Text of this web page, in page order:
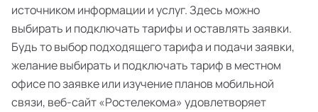
источником информации и услуг. Здесь можно
выбирать и подключать тарифы и оставлять заявки.
Будь то выбор подходящего тарифа и подачи заявки,
желание выбирать и подключать тариф в местном
офисе по заявке или изучение планов мобильной
связи, веб-сайт «Ростелекома» удовлетворяет